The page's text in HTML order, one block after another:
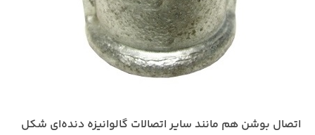
اتصال بوشن هم مانند سایر اتصالات گالوانیزه دنده‌ای شکل